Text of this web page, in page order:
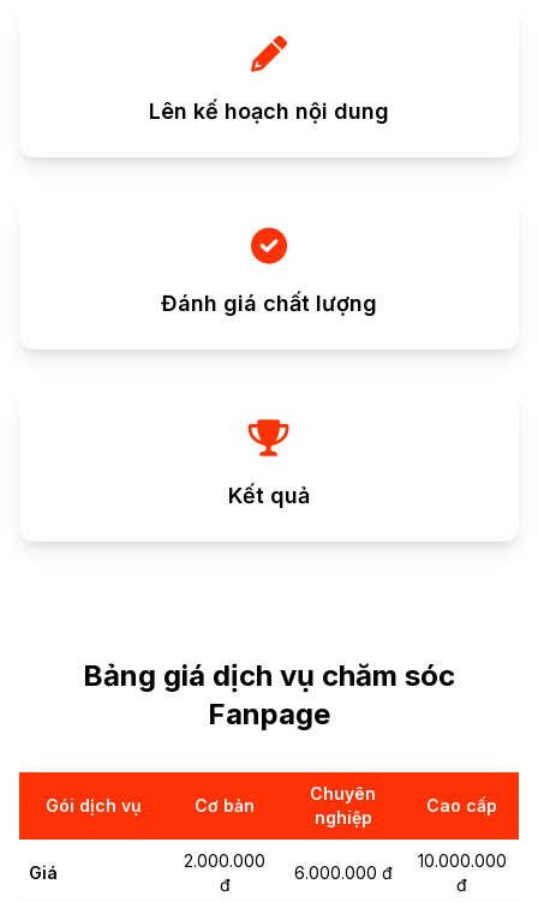
Lên kế hoạch nội dung
Đánh giá chất lượng
Kết quả
Bảng giá dịch vụ chăm sóc
Fanpage
Gói dịch vụ Cơ bản
Chuyên
nghiệp
Cao cấp
Giá
2.000.000
đ
6.000.000 đ
10.000.000
đ